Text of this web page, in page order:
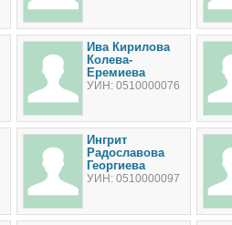
Ива Кирилова
Колева-
Еремиева
УИН: 0510000076
Ингрит
Радославова
Георгиева
УИН: 0510000097